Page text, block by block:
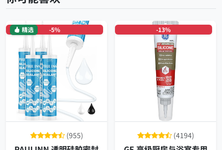
-5%
精选
(955)
-13%
(4194)